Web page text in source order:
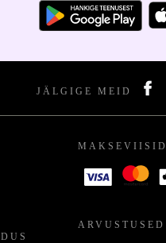
JÄLGIGE MEID
MAKSEVIISID
ARVUSTUSED